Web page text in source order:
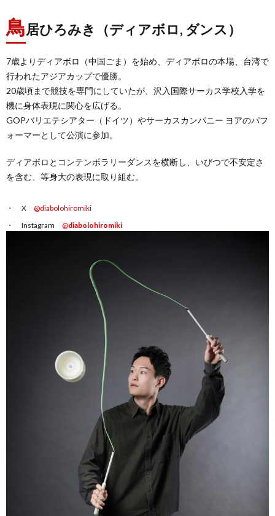
鳥居ひろみき（ディアボロ, ダンス）
7歳よりディアボロ（中国ごま）を始め、ディアボロの本場、台湾で
行われたアジアカップで優勝。
20歳頃まで競技を専門にしていたが、沢入国際サーカス学校入学を
機に身体表現に関心を広げる。
GOPバリエテシアター（ドイツ）やサーカスカンパニー ヨアのパフ
ォーマーとして公演に参加。
ディアボロとコンテンポラリーダンスを横断し、いびつで不安定さ
を含む、等身大の表現に取り組む。
X @diabolohiromiki
Instagram @diabolohiromiki